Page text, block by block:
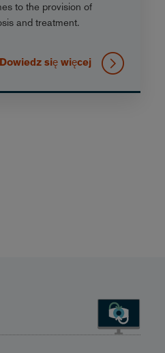
to the provision of
and treatment.
Dowiedz się więcej